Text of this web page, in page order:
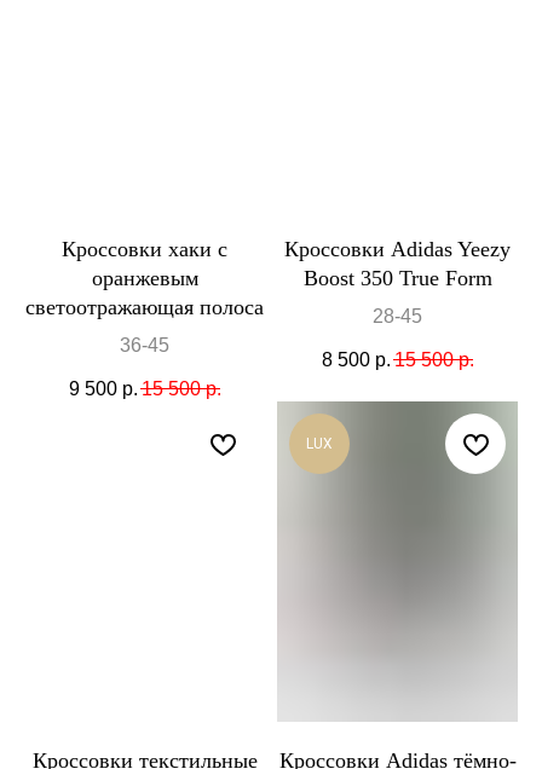
Кроссовки хаки с
оранжевым
светоотражающая полоса
36-45
9 500 р. 15 500 р.
Кроссовки Adidas Yeezy
Boost 350 True Form
28-45
8 500 р. 15 500 р.
Кроссовки текстильные
LUX
Кроссовки Adidas тёмно-